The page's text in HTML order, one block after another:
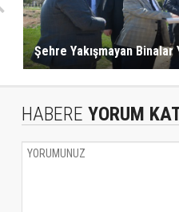
Şehre Yakışmayan Binalar
HABERE YORUM